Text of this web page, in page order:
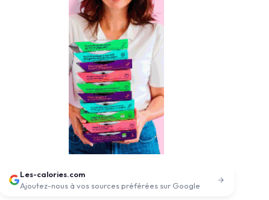
Les-calories.com
Ajoutez-nous à vos sources préférées sur Google